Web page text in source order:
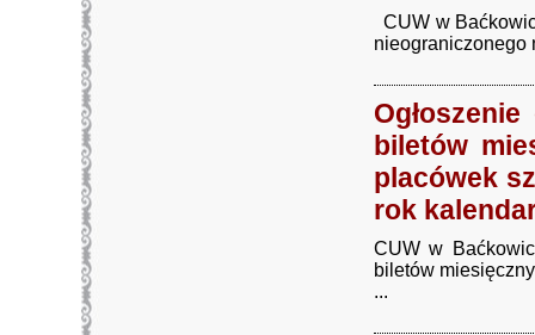
CUW w
nieograniczonego
biletów
placówek
rok
CUW w
biletów
...